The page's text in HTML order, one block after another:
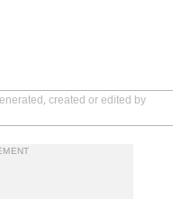
created or edited by